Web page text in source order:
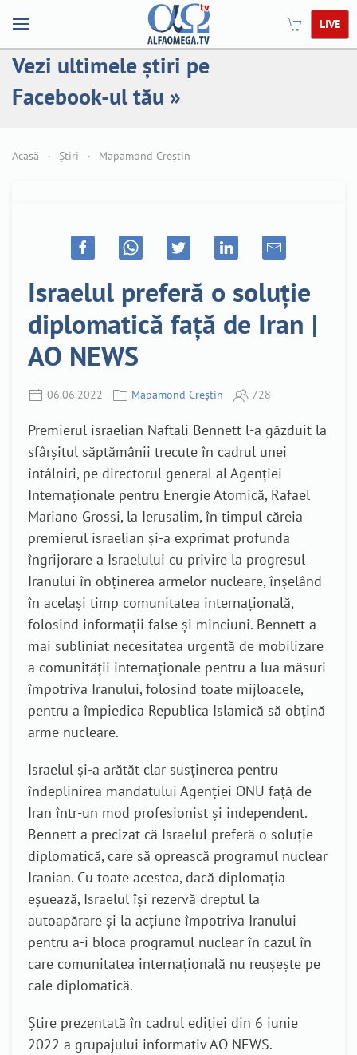
LIVE
Vezi ultimele știri pe
Facebook-ul tău »
Acasă Știri Mapamond Creștin
Israelul preferă o soluție
diplomatică față de Iran |
AO NEWS
06.06.2022 Mapamond Creștin 728
Premierul israelian Naftali Bennett l-a găzduit la
sfârșitul săptămânii trecute în cadrul unei
întâlniri, pe directorul general al Agenției
Internaționale pentru Energie Atomică, Rafael
Mariano Grossi, la Ierusalim, în timpul căreia
premierul israelian și-a exprimat profunda
îngrijorare a Israelului cu privire la progresul
Iranului în obținerea armelor nucleare, înșelând
în același timp comunitatea internațională,
folosind informații false și minciuni. Bennett a
mai subliniat necesitatea urgentă de mobilizare
a comunității internaționale pentru a lua măsuri
împotriva Iranului, folosind toate mijloacele,
pentru a împiedica Republica Islamică să obțină
arme nucleare.
Israelul și-a arătăt clar susținerea pentru
îndeplinirea mandatului Agenției ONU față de
Iran într-un mod profesionist și independent.
Bennett a precizat că Israelul preferă o soluție
diplomatică, care să oprească programul nuclear
Iranian. Cu toate acestea, dacă diplomația
eșuează, Israelul își rezervă dreptul la
autoapărare și la acțiune împotriva Iranului
pentru a-i bloca programul nuclear în cazul în
care comunitatea internațională nu reușește pe
cale diplomatică.
Știre prezentată în cadrul ediției din 6 iunie
2022 a grupajului informativ AO NEWS.